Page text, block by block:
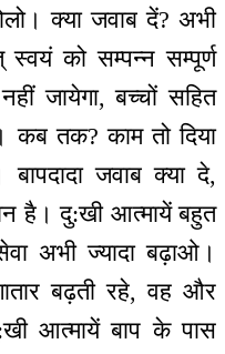
क्या जवाब दें? अभी
स्वयं को सम्पन्न सम्पूर्ण
जायेगा, बच्चों सहित
कब तक? काम तो दिया
जवाब क्या दे,
है। दु:खी आत्मायें बहुत
अभी ज्यादा बढ़ाओ।
बढ़ती रहे, वह और
आत्मायें बाप के पास